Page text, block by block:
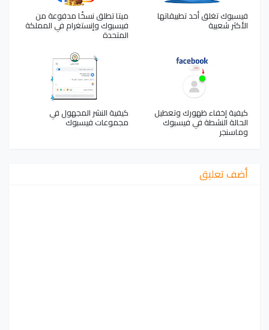
فيسبوك تغلق أحد تطبيقاتها
الأكثر شعبية
ميتا تطلق نسخًا مدفوعة من
فيسبوك وإنستغرام في المملكة
المتحدة
كيفية إخفاء ظهورك وتعطيل
الحالة النشطة في فيسبوك
وماسنجر
كيفية النشر المجهول في
مجموعات فيسبوك
أضف تعليق